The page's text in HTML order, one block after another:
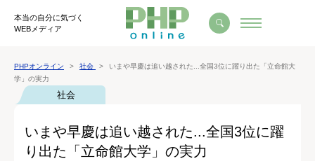
本当の自分に気づく
WEBメディア
PHPオンライン 社会
いまや早慶は追い越された...全国3位に躍り出た「立命館大
学」の実力
社会
いまや早慶は追い越された...全国3位に躍
り出た「立命館大学」の実力